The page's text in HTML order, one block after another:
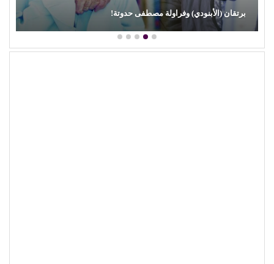
محمود عطية يكتب: سوق (الترند) واللحم الرخيص!